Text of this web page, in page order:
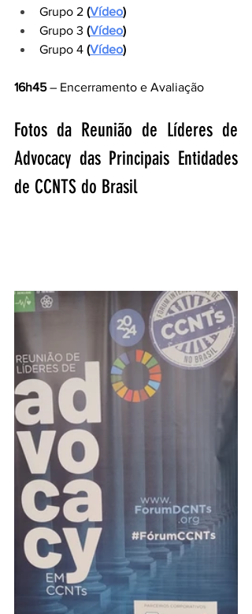
Grupo 2 (Vídeo)
Grupo 3 (Vídeo)
Grupo 4 (Vídeo)
16h45 – Encerramento e Avaliação
Fotos da Reunião de Líderes de
Advocacy das Principais Entidades
de CCNTS do Brasil